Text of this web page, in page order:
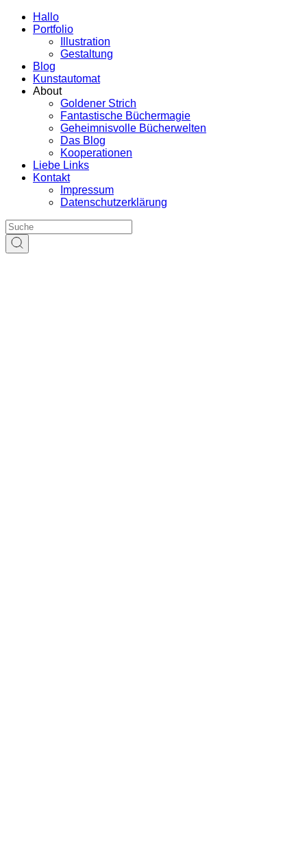
Hallo
Portfolio
Illustration
Gestaltung
Blog
Kunstautomat
About
Goldener Strich
Fantastische Büchermagie
Geheimnisvolle Bücherwelten
Das Blog
Kooperationen
Liebe Links
Kontakt
Impressum
Datenschutzerklärung